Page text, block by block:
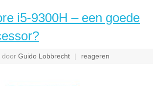
i5-9300H – een goede
door Guido Lobbrecht reageren